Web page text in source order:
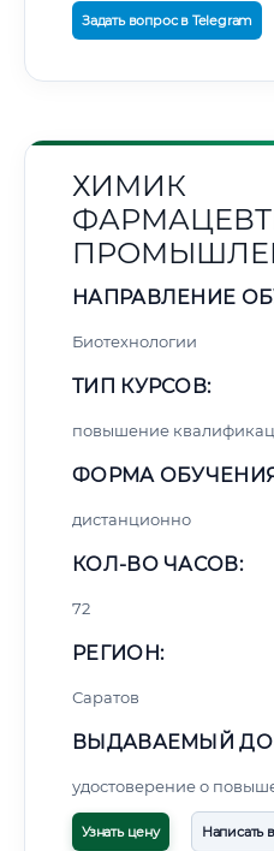
Задать вопрос в Telegram
ХИМИК
НАПРАВЛЕНИЕ
Биотехнологии
ТИП КУРСОВ:
повышение
ФОРМА
дистанционно
КОЛ-ВО ЧАСОВ:
72
РЕГИОН:
Саратов
ВЫДАВАЕМЫЙ
удостоверение о
Узнать цену Написать